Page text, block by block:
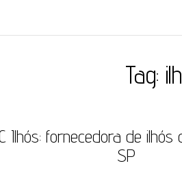
Tag:
Ilhós: fornecedora de ilhós
SP